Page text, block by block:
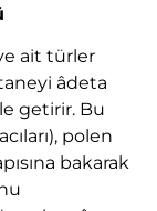
ait türler
âdeta
getirir. Bu
polen
bakarak